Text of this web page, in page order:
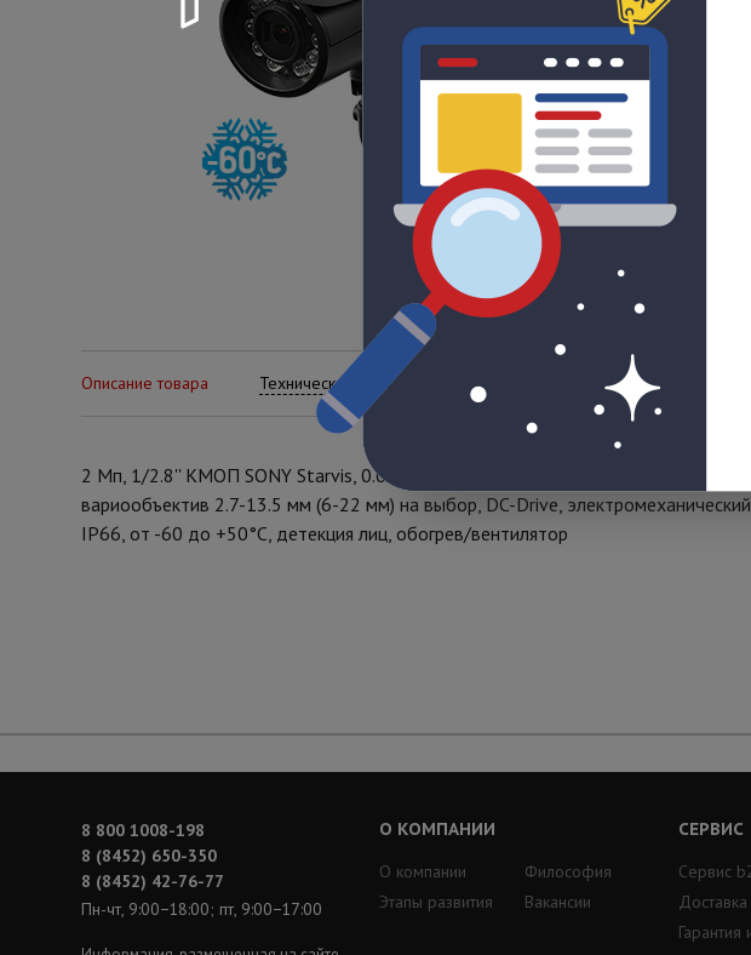
Описание товара Технические характеристики
2 Мп, 1/2.8'' КМОП SONY Starvis, 0.002 лк (день)/0.001 лк (ночь), 2xWDR до
вариообъектив 2.7-13.5 мм (6-22 мм) на выбор, DC-Drive,
IP66, от -60 до +50°С, детекция лиц, обогрев/вентилятор
8 800 1008-198
8 (8452) 650-350
8 (8452) 42-76-77
Пн-чт, 9:00−18:00; пт, 9:00−17:00
О КОМПАНИИ
О компании
Этапы развития
Философия
Вакансии
СЕРВИС
Сервис
Доставка
Гарантия